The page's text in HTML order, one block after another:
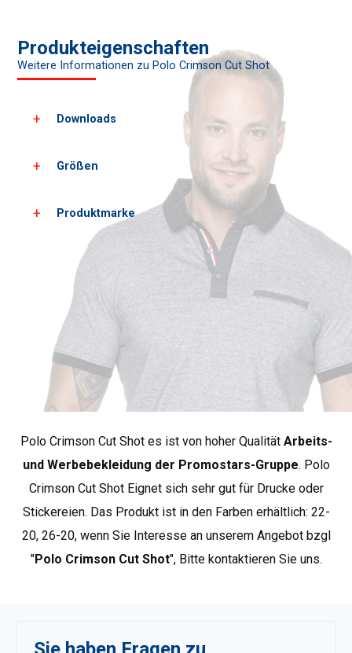
Produkteigenschaften
Weitere Informationen zu Polo Crimson Cut Shot
Downloads
Laden Sie alle Produktbilder herunter
Laden Sie PDF-Karten herunter
Größen
Herrengrößen* S
Wachstum
Brust 93
*ungefähre Maße +/- 2 cm
Produktmarke
Crimson Cut sind Produkte, die sich durch
Charakter auszeichnen. Hier finden Sie interessante,
untypische Schnitte, die sich durch hohe Standards bei
den verwendeten Materialien und der Verarbeitung
aus Bio-Baumwolle. Crimson Cut ist die beste Wahl für
Kunden, die höchste Qualität und Design schätzen sowie
für diejenigen, die unter der Werbekleidung nach
Polo Crimson Cut Shot es ist von hoher Qualität Arbeits-
und Werbebekleidung der Promostars-Gruppe. Polo
Crimson Cut Shot Eignet sich sehr gut für Drucke oder
Stickereien. Das Produkt ist in den Farben erhältlich: 22-
20, 26-20, wenn Sie Interesse an unserem Angebot bzgl
"Polo Crimson Cut Shot", Bitte kontaktieren Sie uns.